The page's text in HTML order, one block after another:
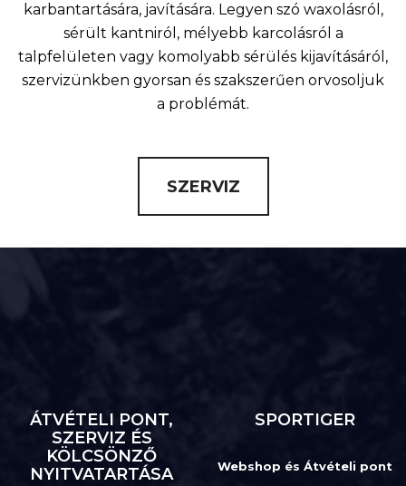
karbantartására, javítására. Legyen szó waxolásról,
sérült kantniról, mélyebb karcolásról a
talpfelületen vagy komolyabb sérülés kijavításáról,
szervizünkben gyorsan és szakszerűen orvosoljuk
a problémát.
SZERVIZ
ÁTVÉTELI PONT,
SZERVIZ ÉS
KÖLCSÖNZŐ
NYITVATARTÁSA
SPORTIGER
Webshop és Átvételi pont